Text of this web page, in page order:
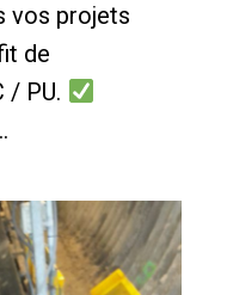
vos projets
de
/ PU.